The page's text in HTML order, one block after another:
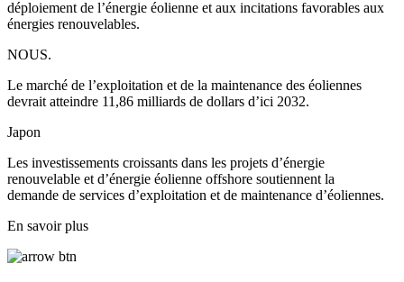
déploiement de l’énergie éolienne et aux incitations favorables aux
énergies renouvelables.
NOUS.
Le marché de l’exploitation et de la maintenance des éoliennes
devrait atteindre 11,86 milliards de dollars d’ici 2032.
Japon
Les investissements croissants dans les projets d’énergie
renouvelable et d’énergie éolienne offshore soutiennent la
demande de services d’exploitation et de maintenance d’éoliennes.
En savoir plus